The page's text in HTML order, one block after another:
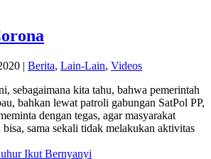
| Berita, Lain-Lain, Videos
sebagaimana kita tahu, bahwa pemerintah
bahkan lewat patroli gabungan SatPol PP,
dengan tegas, agar masyarakat
sama sekali tidak melakukan aktivitas